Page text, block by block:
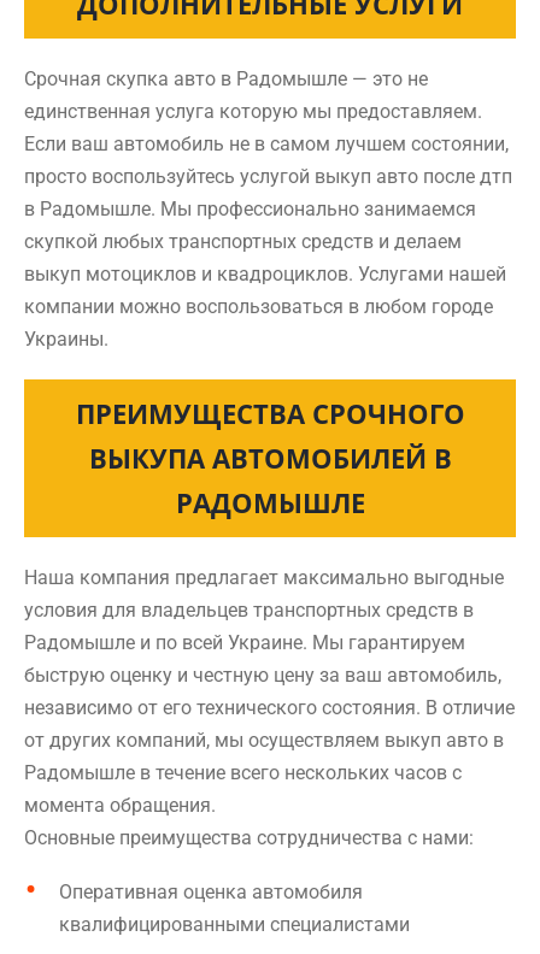
Срочная скупка авто в Радомышле — это не
единственная услуга которую мы предоставляем.
Если ваш автомобиль не в самом лучшем состоянии,
просто воспользуйтесь услугой выкуп авто после дтп
в Радомышле. Мы профессионально занимаемся
скупкой любых транспортных средств и делаем
выкуп мотоциклов и квадроциклов. Услугами нашей
компании можно воспользоваться в любом городе
Украины.
ПРЕИМУЩЕСТВА СРОЧНОГО
ВЫКУПА АВТОМОБИЛЕЙ В
РАДОМЫШЛЕ
Наша компания предлагает максимально выгодные
условия для владельцев транспортных средств в
Радомышле и по всей Украине. Мы гарантируем
быструю оценку и честную цену за ваш автомобиль,
независимо от его технического состояния. В отличие
от других компаний, мы осуществляем выкуп авто в
Радомышле в течение всего нескольких часов с
момента обращения.
Основные преимущества сотрудничества с нами:
Оперативная оценка автомобиля
квалифицированными специалистами